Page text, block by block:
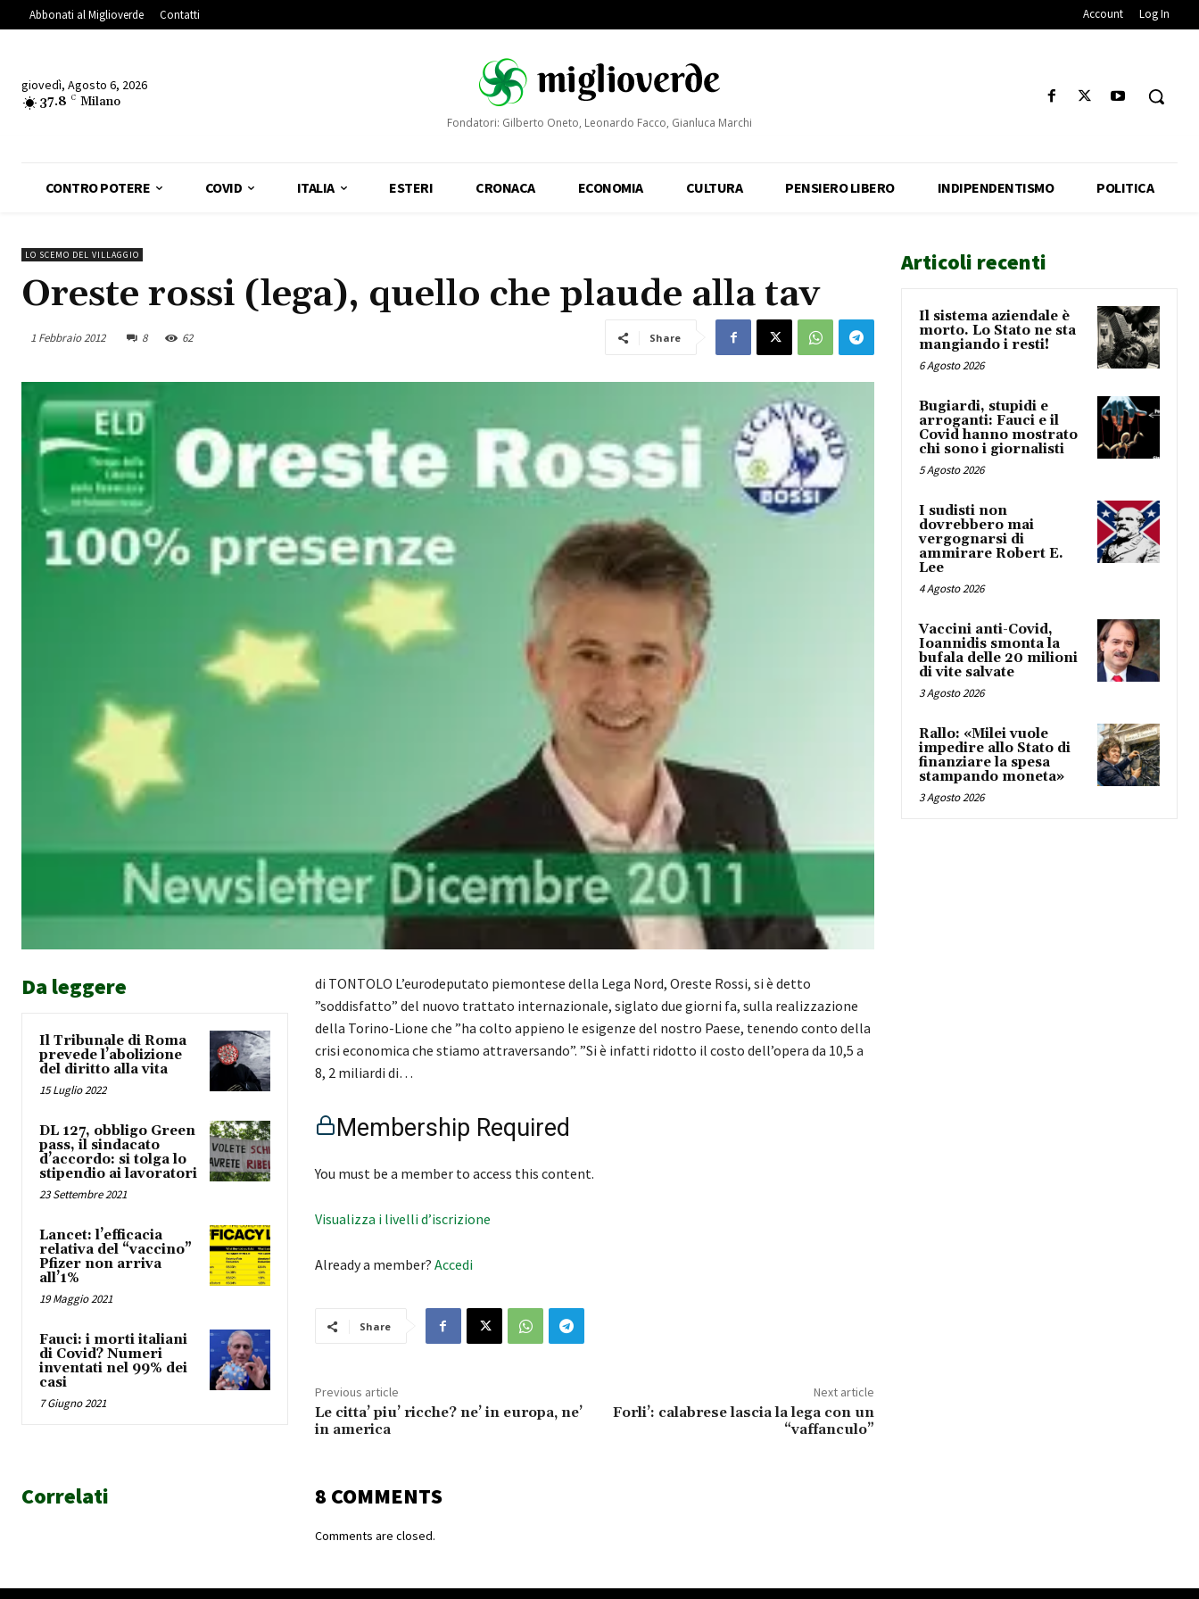
Abbonati al Miglioverde Contatti Account Log In
giovedì, Agosto 6, 2026
37.8 C Milano
Fondatori: Gilberto Oneto, Leonardo Facco, Gianluca Marchi
CONTRO POTERE COVID ITALIA ESTERI CRONACA ECONOMIA CULTURA PENSIERO LIBERO INDIPENDENTISMO POLITICA
LO SCEMO DEL VILLAGGIO
Oreste rossi (lega), quello che plaude alla tav
1 Febbraio 2012 8 62 Share
Da leggere
Il Tribunale di Roma
prevede l’abolizione
del diritto alla vita
15 Luglio 2022
DL 127, obbligo Green
pass, il sindacato
d’accordo: si tolga lo
stipendio ai lavoratori
23 Settembre 2021
Lancet: l’efficacia
relativa del “vaccino”
Pfizer non arriva
all’1%
19 Maggio 2021
Fauci: i morti italiani
di Covid? Numeri
inventati nel 99% dei
casi
7 Giugno 2021
di TONTOLO L’eurodeputato piemontese della Lega Nord, Oreste Rossi, si è detto
”soddisfatto” del nuovo trattato internazionale, siglato due giorni fa, sulla realizzazione
della Torino-Lione che ”ha colto appieno le esigenze del nostro Paese, tenendo conto della
crisi economica che stiamo attraversando”. ”Si è infatti ridotto il costo dell’opera da 10,5 a
8, 2 miliardi di…
Membership Required
You must be a member to access this content.
Visualizza i livelli d’iscrizione
Already a member? Accedi
Share
Previous article
Le citta’ piu’ ricche? ne’ in europa, ne’
in america
Next article
Forli’: calabrese lascia la lega con un
“vaffanculo”
Correlati 8 COMMENTS
Comments are closed.
Articoli recenti
Il sistema aziendale è
morto. Lo Stato ne sta
mangiando i resti!
6 Agosto 2026
Bugiardi, stupidi e
arroganti: Fauci e il
Covid hanno mostrato
chi sono i giornalisti
5 Agosto 2026
I sudisti non
dovrebbero mai
vergognarsi di
ammirare Robert E.
Lee
4 Agosto 2026
Vaccini anti-Covid,
Ioannidis smonta la
bufala delle 20 milioni
di vite salvate
3 Agosto 2026
Rallo: «Milei vuole
impedire allo Stato di
finanziare la spesa
stampando moneta»
3 Agosto 2026